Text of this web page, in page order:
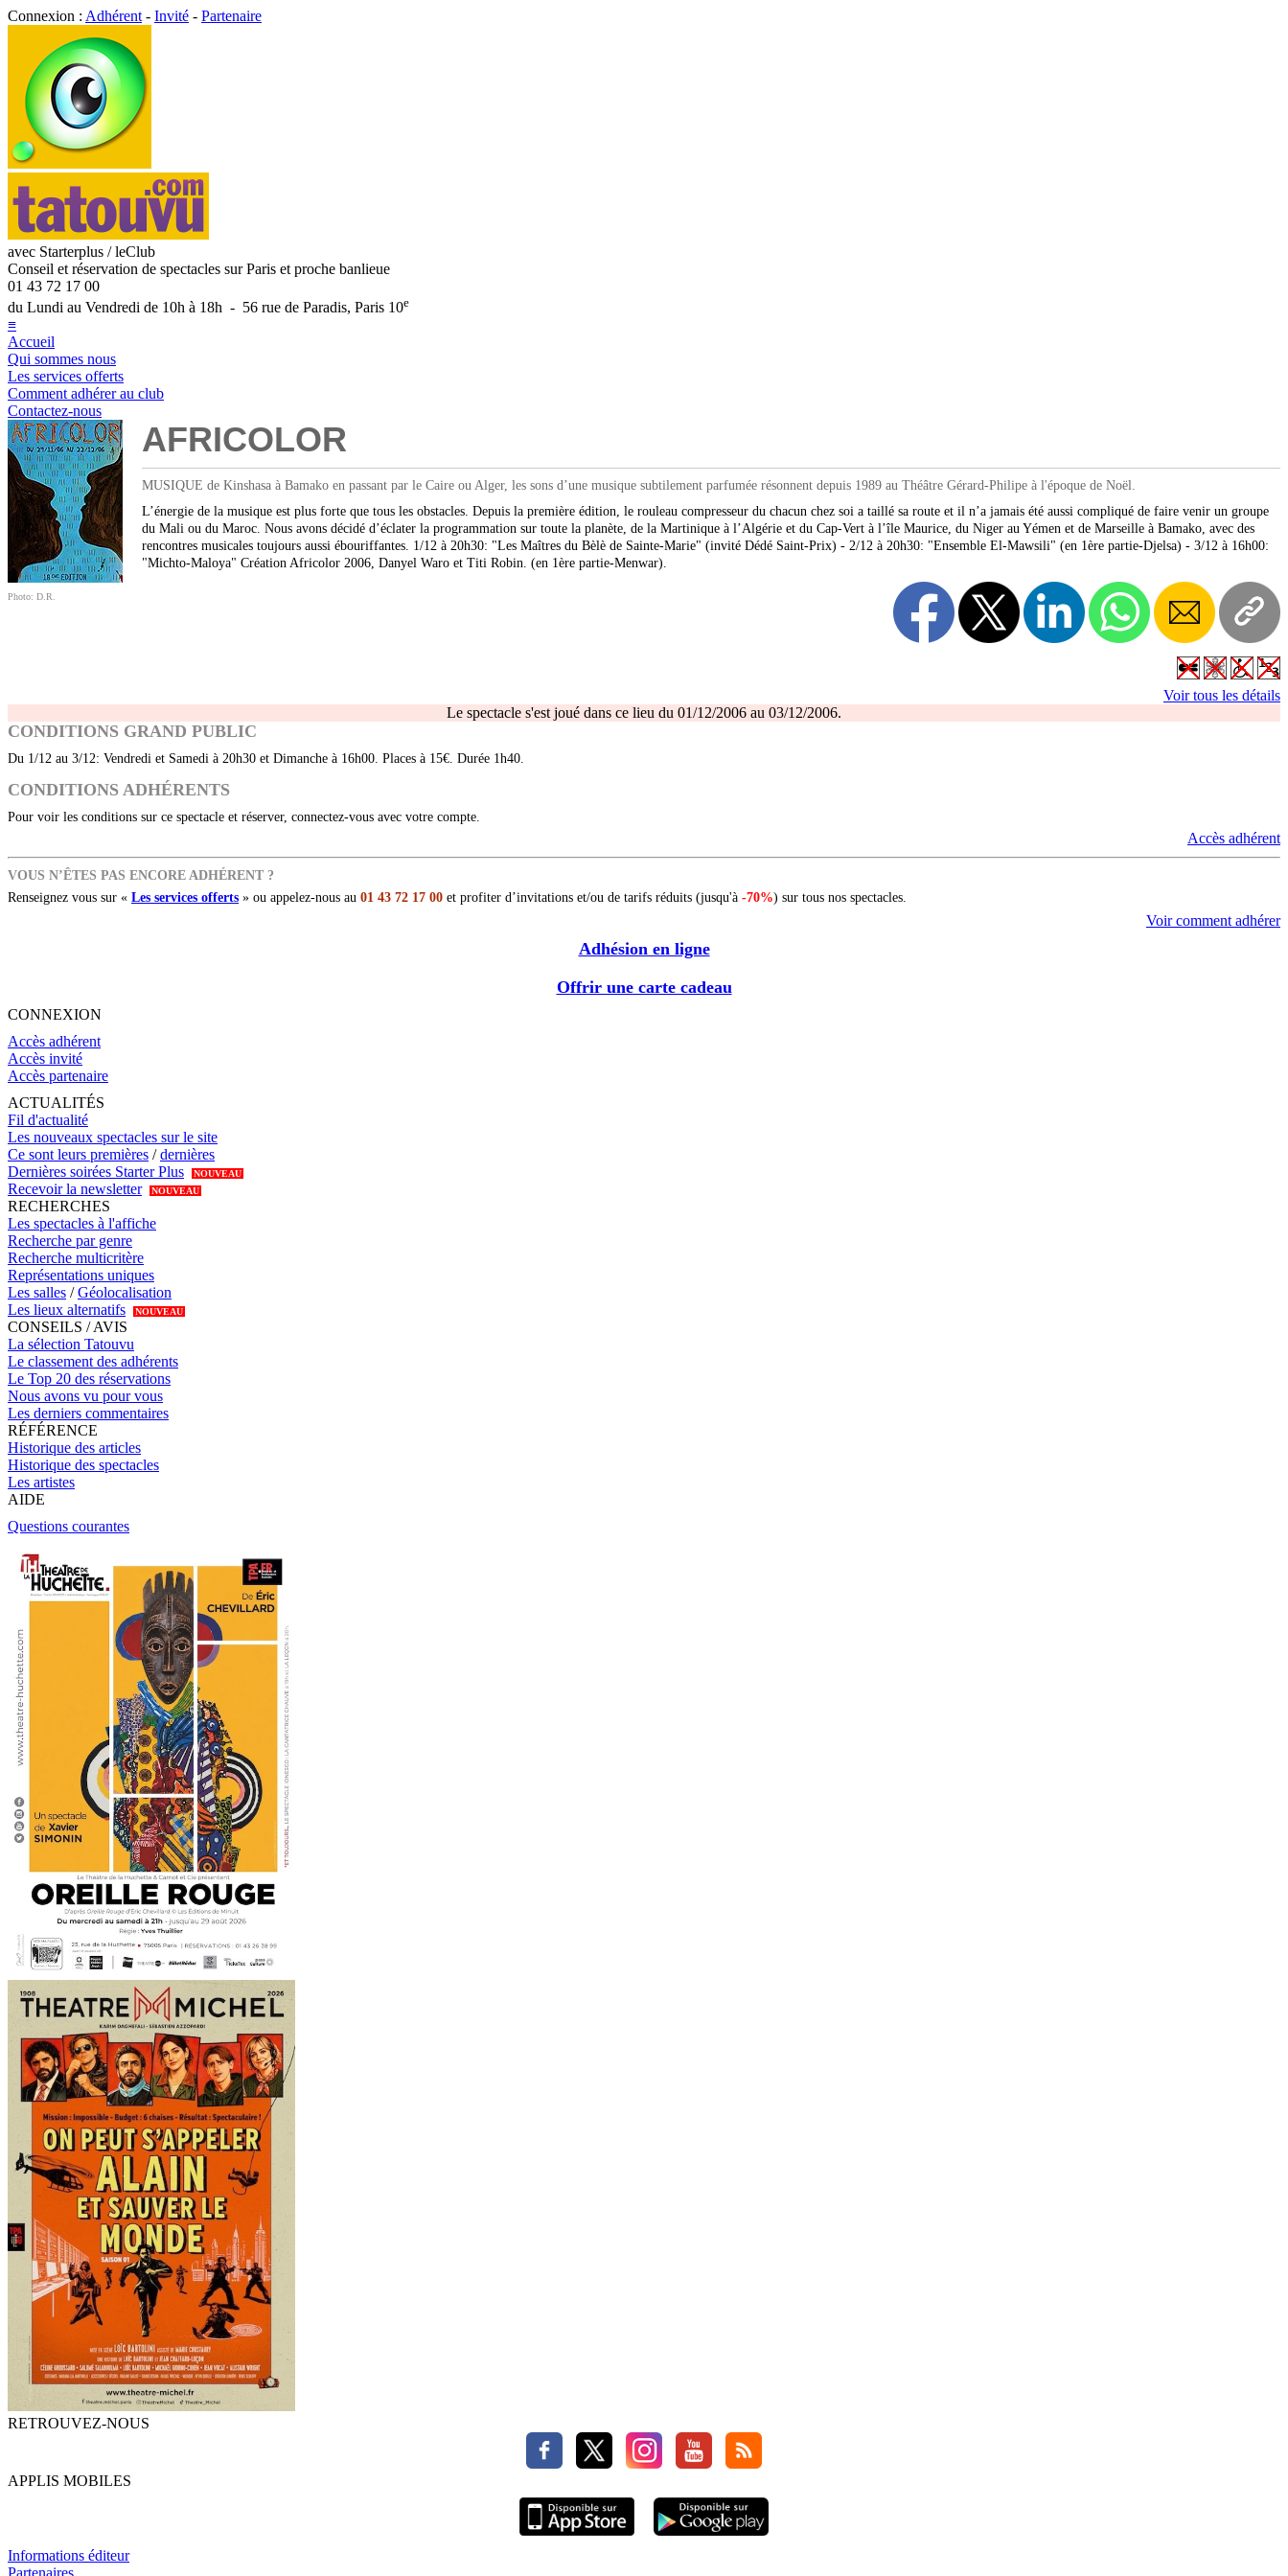
Connexion : Adhérent - Invité - Partenaire
avec Starterplus / leClub
Conseil et réservation de spectacles sur Paris et proche banlieue
01 43 72 17 00
du Lundi au Vendredi de 10h à 18h - 56 rue de Paradis, Paris 10e
≡
Accueil
Qui sommes nous
Les services offerts
Comment adhérer au club
Contactez-nous
Photo: D.R.
AFRICOLOR
MUSIQUE de Kinshasa à Bamako en passant par le Caire ou Alger, les sons d’une musique subtilement parfumée résonnent depuis 1989 au Théâtre Gérard-Philipe à l'époque de Noël.
L’énergie de la musique est plus forte que tous les obstacles. Depuis la première édition, le rouleau compresseur du chacun chez soi a taillé sa route et il n’a jamais été aussi compliqué de faire venir un groupe
du Mali ou du Maroc. Nous avons décidé d’éclater la programmation sur toute la planète, de la Martinique à l’Algérie et du Cap-Vert à l’île Maurice, du Niger au Yémen et de Marseille à Bamako, avec des
rencontres musicales toujours aussi ébouriffantes. 1/12 à 20h30: "Les Maîtres du Bèlè de Sainte-Marie" (invité Dédé Saint-Prix) - 2/12 à 20h30: "Ensemble El-Mawsili" (en 1ère partie-Djelsa) - 3/12 à 16h00:
"Michto-Maloya" Création Africolor 2006, Danyel Waro et Titi Robin. (en 1ère partie-Menwar).
Voir tous les détails
Le spectacle s'est joué dans ce lieu du 01/12/2006 au 03/12/2006.
CONDITIONS GRAND PUBLIC
Du 1/12 au 3/12: Vendredi et Samedi à 20h30 et Dimanche à 16h00. Places à 15€. Durée 1h40.
CONDITIONS ADHÉRENTS
Pour voir les conditions sur ce spectacle et réserver, connectez-vous avec votre compte.
Accès adhérent
VOUS N’ÊTES PAS ENCORE ADHÉRENT ?
Renseignez vous sur « Les services offerts » ou appelez-nous au 01 43 72 17 00 et profiter d’invitations et/ou de tarifs réduits (jusqu'à -70%) sur tous nos spectacles.
Voir comment adhérer
Adhésion en ligne
Offrir une carte cadeau
CONNEXION
Accès adhérent
Accès invité
Accès partenaire
ACTUALITÉS
Fil d'actualité
Les nouveaux spectacles sur le site
Ce sont leurs premières /dernières
Dernières soirées Starter Plus
NOUVEAU
Recevoir la newsletter NOUVEAU
RECHERCHES
Les spectacles à l'affiche
Recherche par genre
Recherche multicritère
Représentations uniques
Les salles /Géolocalisation
Les lieux alternatifs
NOUVEAU
CONSEILS / AVIS
La sélection Tatouvu
Le classement des adhérents
Le Top 20 des réservations
Nous avons vu pour vous
Les derniers commentaires
RÉFÉRENCE
Historique des articles
Historique des spectacles
Les artistes
AIDE
Questions courantes
RETROUVEZ-NOUS
APPLIS MOBILES
Informations éditeur